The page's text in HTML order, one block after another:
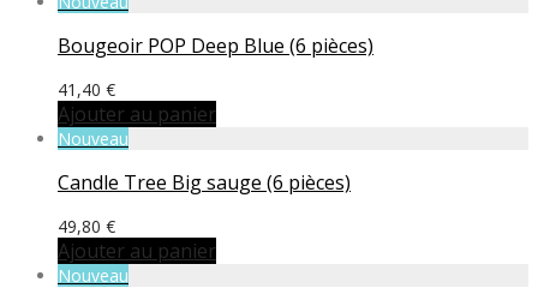
Bougeoir POP Deep Blue (6 pièces)
41,40 €
Ajouter au panier
Nouveau
Candle Tree Big sauge (6 pièces)
49,80 €
Ajouter au panier
Nouveau